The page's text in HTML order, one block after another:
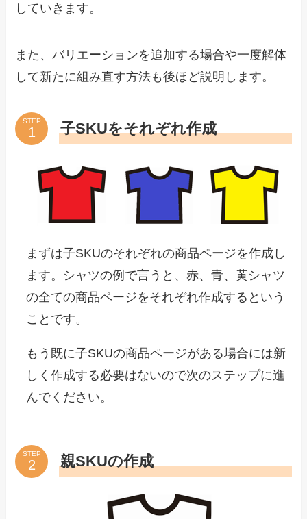
していきます。
また、バリエーションを追加する場合や一度解体
して新たに組み直す方法も後ほど説明します。
STEP 子SKUをそれぞれ作成
まずは子SKUのそれぞれの商品ページを作成し
ます。シャツの例で言うと、赤、青、黄シャツ
の全ての商品ページをそれぞれ作成するという
ことです。
もう既に子SKUの商品ページがある場合には新
しく作成する必要はないので次のステップに進
んでください。
STEP 親SKUの作成